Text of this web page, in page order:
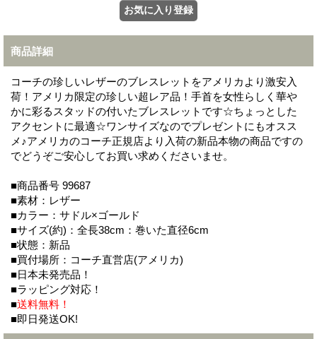
商品詳細
コーチの珍しいレザーのブレスレットをアメリカより激安入
荷！アメリカ限定の珍しい超レア品！手首を女性らしく華や
かに彩るスタッドの付いたブレスレットです☆ちょっとした
アクセントに最適☆ワンサイズなのでプレゼントにもオスス
メ♪アメリカのコーチ正規店より入荷の新品本物の商品ですの
でどうぞご安心してお買い求めくださいませ。
■商品番号 99687
■素材：レザー
■カラー：サドル×ゴールド
■サイズ(約)：全長38cm：巻いた直径6cm
■状態：新品
■買付場所：コーチ直営店(アメリカ)
■日本未発売品！
■ラッピング対応！
■送料無料！
■即日発送OK!